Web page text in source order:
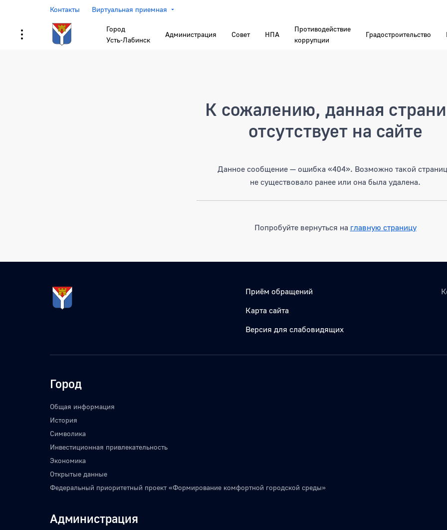
Контакты Виртуальная приемная
Город
Усть-Лабинск
Администрация Совет НПА
Противодействие
коррупции
Градостроительство
К сожалению, данная
отсутствует на сайте
Данное сообщение — ошибка «404». Возможно такой
не существовало ранее или она была удалена.
Попробуйте вернуться на главную страницу
Приём обращений
Карта сайта
Версия для слабовидящих
Город
Общая информация
История
Символика
Инвестиционная привлекательность
Экономика
Открытые данные
Федеральный приоритетный проект «Формирование комфортной городской среды»
Администрация